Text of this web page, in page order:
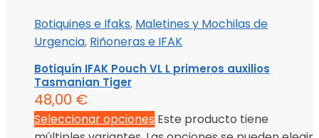
Botiquines e Ifaks, Maletines y Mochilas de
Urgencia, Riñoneras e IFAK
Botiquín IFAK Pouch VL L primeros auxilios
Tasmanian Tiger
48,00 €
Seleccionar opciones Este producto tiene